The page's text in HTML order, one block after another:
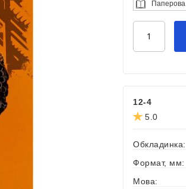
Паперова
12-4
5.0
Обкладинка:
Формат, мм:
Мова: